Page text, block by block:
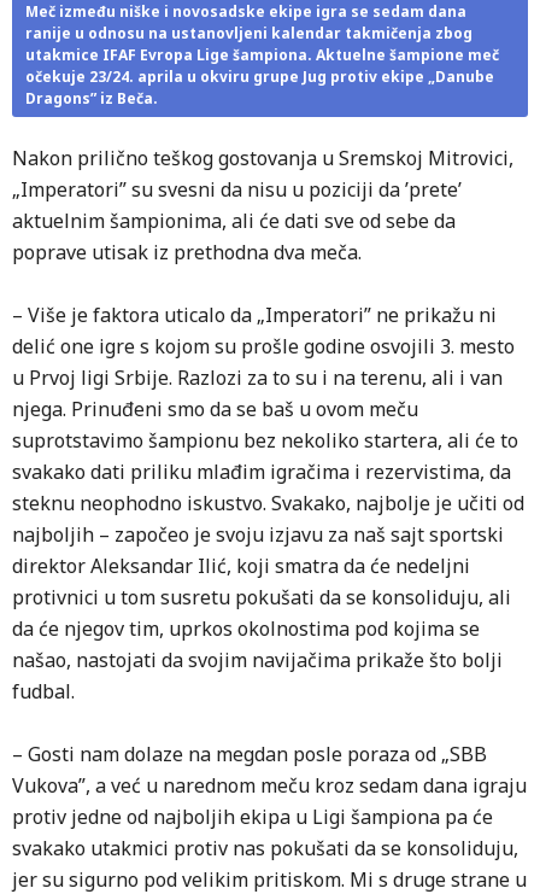
Meč između niške i novosadske ekipe igra se sedam dana
ranije u odnosu na ustanovljeni kalendar takmičenja zbog
utakmice IFAF Evropa Lige šampiona. Aktuelne šampione meč
očekuje 23/24. aprila u okviru grupe Jug protiv ekipe „Danube
Dragons” iz Beča.
Nakon prilično teškog gostovanja u Sremskoj Mitrovici,
„Imperatori” su svesni da nisu u poziciji da ’prete’
aktuelnim šampionima, ali će dati sve od sebe da
poprave utisak iz prethodna dva meča.
– Više je faktora uticalo da „Imperatori” ne prikažu ni
delić one igre s kojom su prošle godine osvojili 3. mesto
u Prvoj ligi Srbije. Razlozi za to su i na terenu, ali i van
njega. Prinuđeni smo da se baš u ovom meču
suprotstavimo šampionu bez nekoliko startera, ali će to
svakako dati priliku mlađim igračima i rezervistima, da
steknu neophodno iskustvo. Svakako, najbolje je učiti od
najboljih – započeo je svoju izjavu za naš sajt sportski
direktor Aleksandar Ilić, koji smatra da će nedeljni
protivnici u tom susretu pokušati da se konsoliduju, ali
da će njegov tim, uprkos okolnostima pod kojima se
našao, nastojati da svojim navijačima prikaže što bolji
fudbal.
– Gosti nam dolaze na megdan posle poraza od „SBB
Vukova”, a već u narednom meču kroz sedam dana igraju
protiv jedne od najboljih ekipa u Ligi šampiona pa će
svakako utakmici protiv nas pokušati da se konsoliduju,
jer su sigurno pod velikim pritiskom. Mi s druge strane u